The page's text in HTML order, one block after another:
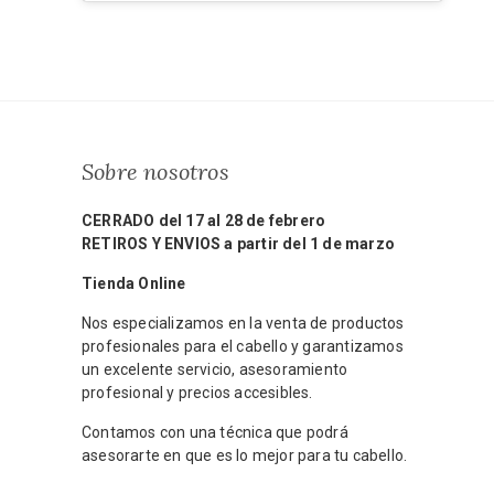
Sobre nosotros
CERRADO del 17 al 28 de febrero
RETIROS Y ENVIOS a partir del 1 de marzo
Tienda Online
Nos especializamos en la venta de productos
profesionales para el cabello y garantizamos
un excelente servicio, asesoramiento
profesional y precios accesibles.
Contamos con una técnica que podrá
asesorarte en que es lo mejor para tu cabello.